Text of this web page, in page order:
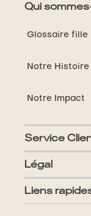
Qui
Glossaire fille
Notre Histoire
Notre Impact
Service
Légal
Liens